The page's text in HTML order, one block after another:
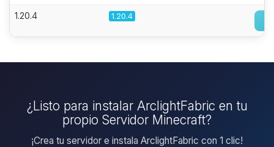
1.20.4 1.20.4
¿Listo para instalar ArclightFabric en tu
propio Servidor Minecraft?
¡Crea tu servidor e instala ArclightFabric con 1 clic!